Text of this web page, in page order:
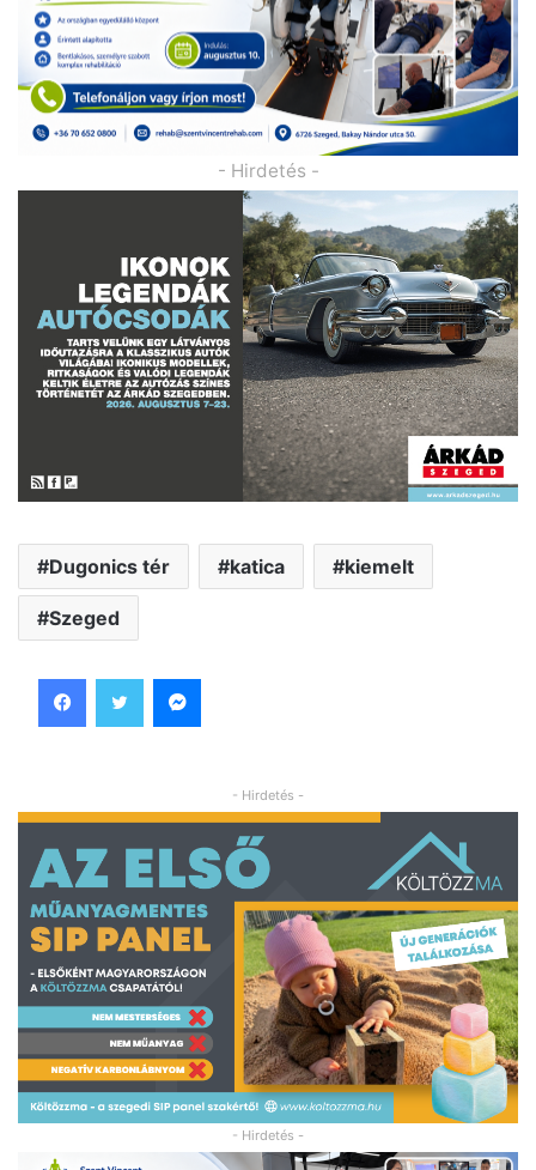
- Hirdetés -
Dugonics tér katica kiemelt
Szeged
- Hirdetés -
- Hirdetés -